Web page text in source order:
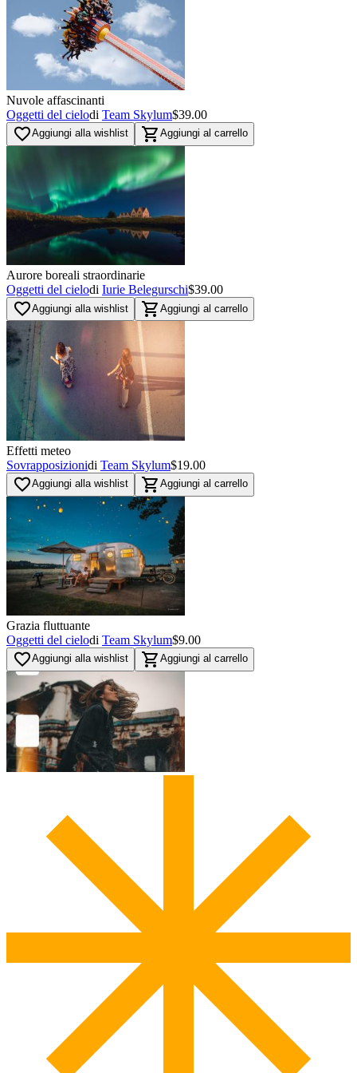
6)
Nuvole affascinanti
Oggetti del cielodi Team Skylum$39.00
favorite_borderAggiungi alla wishlist shopping_cart Aggiungi al carrello
Aurore boreali straordinarie
Oggetti del cielodi Iurie Belegurschi$39.00
favorite_borderAggiungi alla wishlist shopping_cart Aggiungi al carrello
Effetti meteo
Sovrapposizionidi Team Skylum$19.00
favorite_borderAggiungi alla wishlist shopping_cart Aggiungi al carrello
Grazia fluttuante
Oggetti del cielodi Team Skylum$9.00
favorite_borderAggiungi alla wishlist shopping_cart Aggiungi al carrello